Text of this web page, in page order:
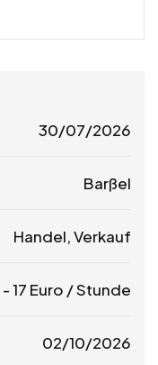
30/07/2026
Barßel
Handel, Verkauf
-17 Euro / Stunde
02/10/2026